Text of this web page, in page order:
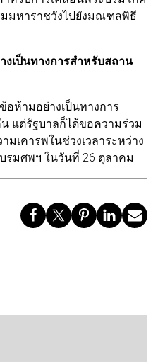
มหาราชวังไปยังมณฑลพิธี
งเป็นทางการสำหรับสถาน
อห้ามอย่างเป็นทางการ
แต่รัฐบาลก็ได้ขอความร่วม
เคารพในช่วงเวลาระหว่าง
รมศพฯ ในวันที่ 26 ตุลาคม